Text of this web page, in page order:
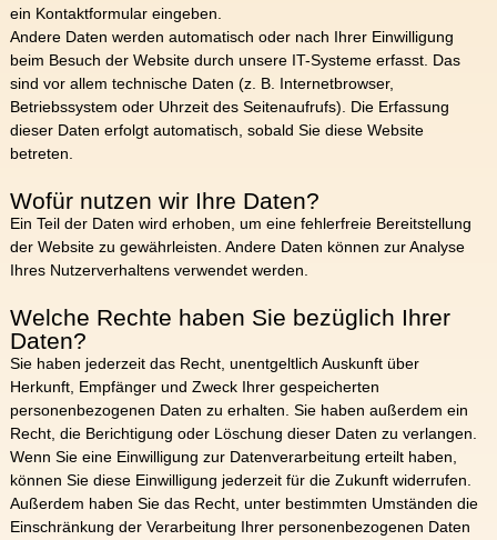
ein Kontaktformular eingeben.
Andere Daten werden automatisch oder nach Ihrer Einwilligung
beim Besuch der Website durch unsere IT-Systeme erfasst. Das
sind vor allem technische Daten (z. B. Internetbrowser,
Betriebssystem oder Uhrzeit des Seitenaufrufs). Die Erfassung
dieser Daten erfolgt automatisch, sobald Sie diese Website
betreten.
Wofür nutzen wir Ihre Daten?
Ein Teil der Daten wird erhoben, um eine fehlerfreie Bereitstellung
der Website zu gewährleisten. Andere Daten können zur Analyse
Ihres Nutzerverhaltens verwendet werden.
Welche Rechte haben Sie bezüglich Ihrer
Daten?
Sie haben jederzeit das Recht, unentgeltlich Auskunft über
Herkunft, Empfänger und Zweck Ihrer gespeicherten
personenbezogenen Daten zu erhalten. Sie haben außerdem ein
Recht, die Berichtigung oder Löschung dieser Daten zu verlangen.
Wenn Sie eine Einwilligung zur Datenverarbeitung erteilt haben,
können Sie diese Einwilligung jederzeit für die Zukunft widerrufen.
Außerdem haben Sie das Recht, unter bestimmten Umständen die
Einschränkung der Verarbeitung Ihrer personenbezogenen Daten